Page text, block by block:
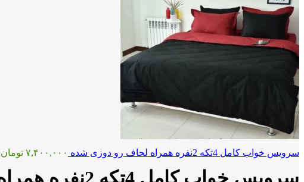
سرویس خواب کامل 4تکه 2نفره همراه لحاف رو دوزی شده ۷,۴۰۰,۰۰۰ تومان